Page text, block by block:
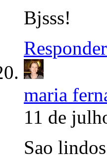
Bjsss!
Responder
maria
11 de
Sao